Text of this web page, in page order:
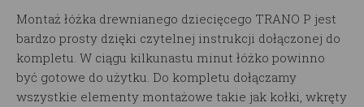
Montaż łóżka drewnianego dziecięcego TRANO P jest
bardzo prosty dzięki czytelnej instrukcji dołączonej do
kompletu. W ciągu kilkunastu minut łóżko powinno
być gotowe do użytku. Do kompletu dołączamy
wszystkie elementy montażowe takie jak kołki, wkręty